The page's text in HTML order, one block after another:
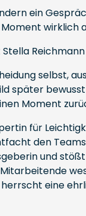
ein
wirklich
selbst,
später
Moment
für
den
und
eine